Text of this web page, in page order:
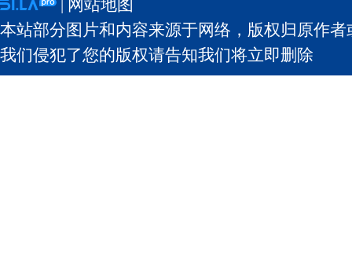
| 网站地图
本站部分图片和内容来源于网络，版权归原作
我们侵犯了您的版权请告知我们将立即删除